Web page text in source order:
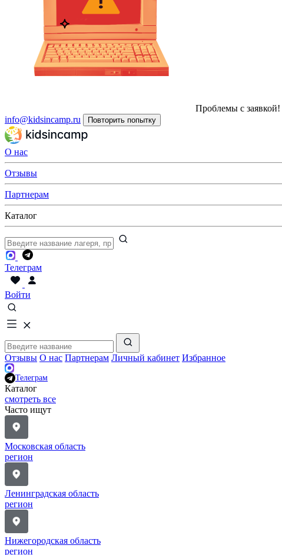
Проблемы с заявкой!
info@kidsincamp.ru
Повторить попытку
О нас
Отзывы
Партнерам
Каталог
Телеграм
Войти
Отзывы О нас Партнерам Личный кабинет Избранное
Телеграм
Каталог
смотреть все
Часто ищут
Московская область
регион
Ленинградская область
регион
Нижегородская область
регион